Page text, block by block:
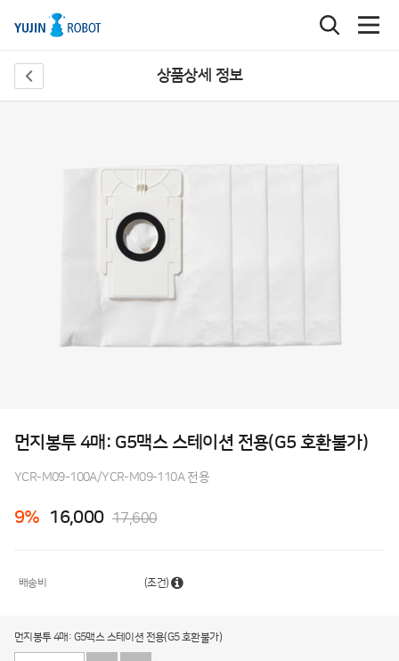
상품상세 정보
먼지봉투 4매: G5맥스 스테이션 전용(G5 호환불가)
YCR-M09-100A/YCR-M09-110A 전용
9% 16,000 17,600
배송비 (조건)
먼지봉투 4매: G5맥스 스테이션 전용(G5 호환불가)